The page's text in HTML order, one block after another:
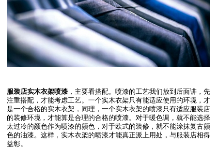
服装店实木衣架喷漆 ，主要看搭配。喷漆的工艺我们放到后面讲，先
注重搭配，才能考虑工艺。一个实木衣架只有能适应使用的环境，才
是一个合格的实木衣架，同理，一个实木衣架的喷漆只有适应服装店
的装修环境，才能算是合理的合格的喷漆。对于暖色调，就不能选择
太过冷的颜色作为喷漆的颜色，对于欧式的装修，就不能涂抹复古颜
色的油漆。这样，实木衣架的喷漆才能真正派上用处，与服装店相得
益彰。